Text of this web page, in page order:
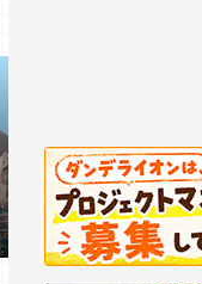
2026/08/07
【全3回・第3回】
LIVEはどう生まれ
究所の制作基盤